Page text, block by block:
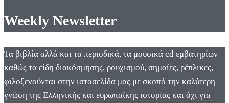
Weekly Newsletter
Τα βιβλία αλλά και τα περιοδικά, τα μουσικά cd εμβατηρίων
καθώς τα είδη διακόσμησης, ρουχισμού, σημαίες, ρέπλικες,
φιλοξενούνται στην ιστοσελίδα μας με σκοπό την καλύτερη
γνώση της Ελληνικής και ευρωπαϊκής ιστορίας και όχι για